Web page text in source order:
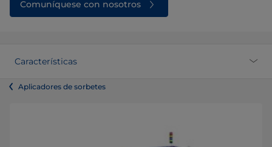
Comuníquese con nosotros
Características
Aplicadores de sorbetes